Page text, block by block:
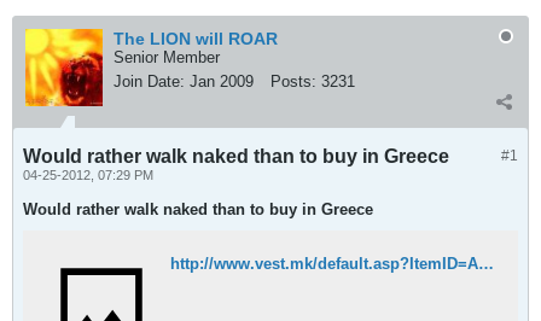
The LION will ROAR
Senior Member
Join Date: Jan 2009 Posts: 3231
#1
Would rather walk naked than to buy in Greece
04-25-2012, 07:29 PM
Would rather walk naked than to buy in Greece
http://www.vest.mk/default.asp?ItemID=AD72330A4A73E245B69A54D17A5B2CE8